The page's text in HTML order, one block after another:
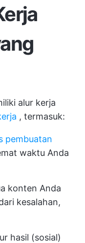
alur kerja
, termasuk:
pembuatan
waktu Anda
konten Anda
kesalahan,
hasil (sosial)